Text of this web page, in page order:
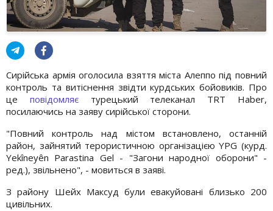
Сирійська армія оголосила взяття міста Алеппо під повний
контроль та витіснення звідти курдських бойовиків. Про
це повідомляєтурецький телеканал TRT Haber,
посилаючись на заяву сирійської сторони.
"Повний контроль над містом встановлено, останній
район, зайнятий терористичною організацією YPG (курд.
Yekîneyên Parastina Gel - "Загони народної оборони" -
ред.), звільнено", - мовиться в заяві.
З району Шейх Максуд були евакуйовані близько 200
цивільних.